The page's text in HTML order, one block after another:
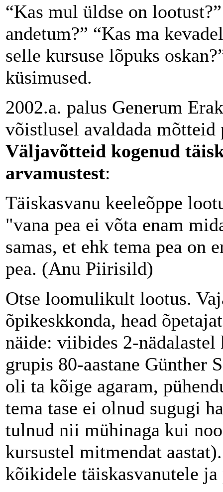
“Kas mul üldse on
andetum?” “Kas ma
selle kursuse lõpuks
küsimused.
2002.a. palus Generum
võistlusel avaldada
Väljavõtteid kogenud
arvamustest:
Täiskasvanu keeleõppe
"vana pea ei võta enam
samas, et ehk tema pea on
pea. (Anu Piirisild)
Otse loomulikult lootus.
õpikeskkonda, head
näide: viibides 2-
grupis 80-aastane Günther
oli ta kõige agaram,
tema tase ei olnud sugugi
tulnud nii mühinaga kui
kursustel mitmendat
kõikidele täiskasvanutele